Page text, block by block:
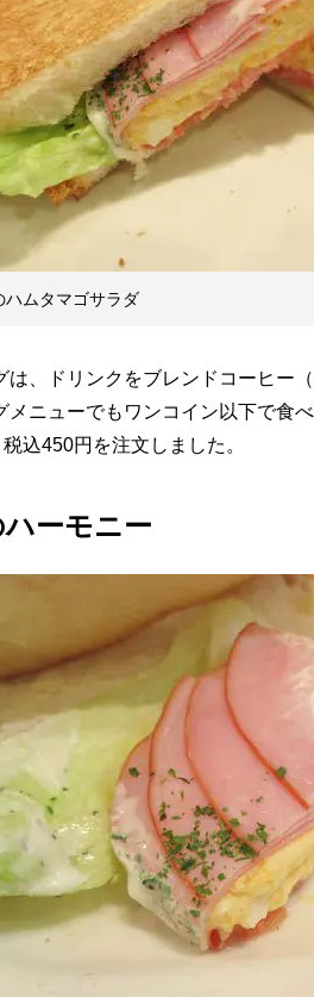
ハムタマゴサラダ
、ドリンクをブレンドコーヒー
メニューでもワンコイン以下で食
込450円を注文しました。
ーモニー